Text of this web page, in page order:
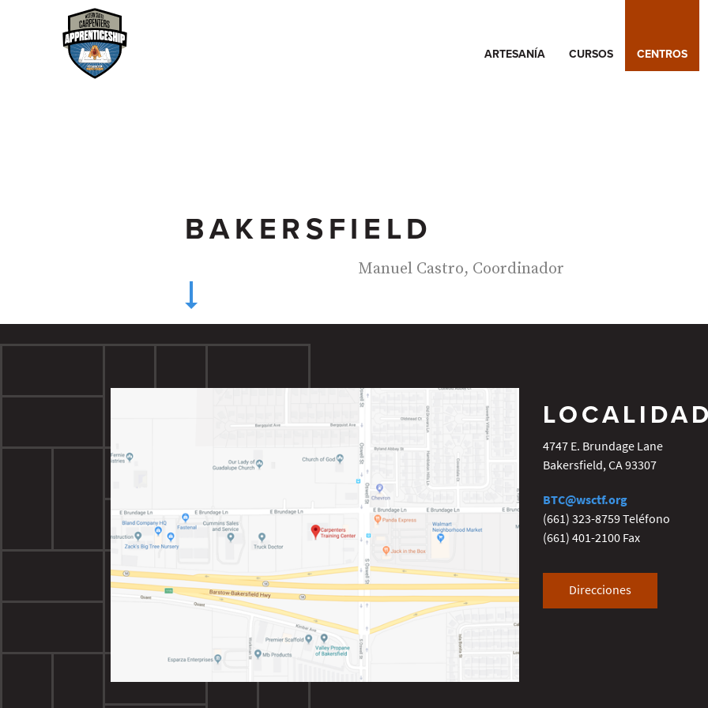
ARTESANÍA CURSOS CENTROS
BAKERSFIELD
Manuel Castro, Coordinador
4747 E. Brundage Lane
Bakersfield,CA93307
BTC@wsctf.org
(661) 323-8759Teléfono
(661) 401-2100Fax
Direcciones